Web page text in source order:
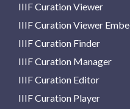
IIIF Curation Viewer
IIIF Curation Viewer
IIIF Curation Finder
IIIF Curation Manager
IIIF Curation Editor
IIIF Curation Player